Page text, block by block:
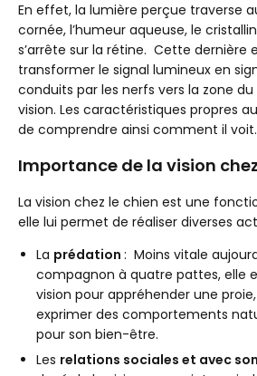
En effet, la lumière perçue traverse
cornée, l’humeur aqueuse, le
s’arrête sur la rétine. Cette dernière
transformer le signal lumineux en
conduits par les nerfs vers la zone
vision. Les caractéristiques propres
de comprendre ainsi comment il voit.
Importance de la vision
La vision chez le chien est une
elle lui permet de réaliser diverses
La prédation : Moins vitale
compagnon à quatre pattes, elle
vision pour appréhender une
exprimer des comportements
pour son bien-être.
Les relations sociales et avec